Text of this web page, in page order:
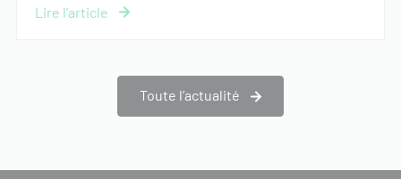
Toute l’actualité